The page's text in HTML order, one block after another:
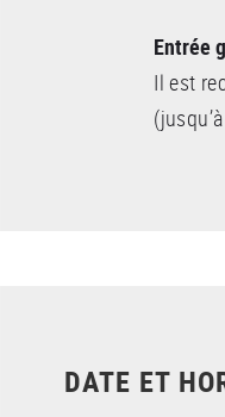
Entrée
Il est
DATE ET